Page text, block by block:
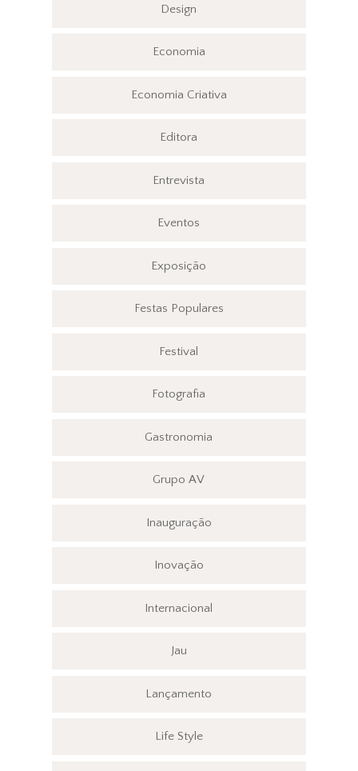
Design
Economia
Economia Criativa
Editora
Entrevista
Eventos
Exposição
Festas Populares
Festival
Fotografia
Gastronomia
Grupo AV
Inauguração
Inovação
Internacional
Jau
Lançamento
Life Style